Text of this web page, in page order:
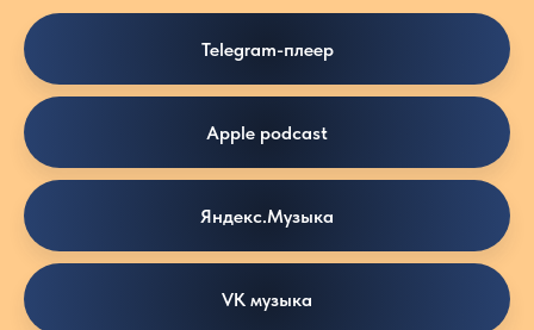
Telegram-плеер
Apple podcast
Яндекс.Музыка
VK музыка